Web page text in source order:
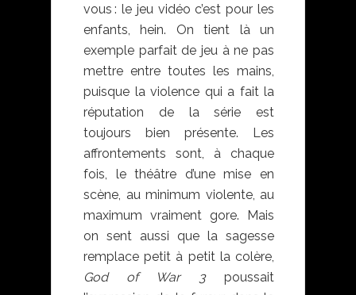
vous : le jeu vidéo c’est pour les
enfants, hein. On tient là un
exemple parfait de jeu à ne pas
mettre entre toutes les mains,
puisque la violence qui a fait la
réputation de la série est
toujours bien présente. Les
affrontements sont, à chaque
fois, le théâtre d’une mise en
scène, au minimum violente, au
maximum vraiment gore. Mais
on sent aussi que la sagesse
remplace petit à petit la colère,
God of War 3poussait